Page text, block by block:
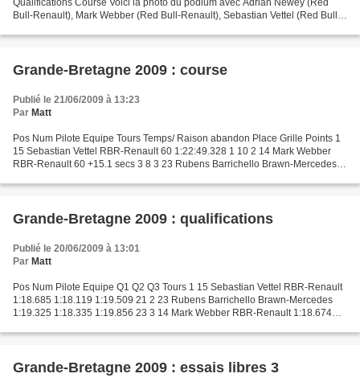
Bull-Renault), Mark Webber (Red Bull-Renault), Sebastian Vettel (Red Bull-
Grande-Bretagne 2009 : course
Publié le 21/06/2009 à 13:23
Par Matt
Pos Num Pilote Equipe Tours Temps/ Raison abandon Place Grille Points 1
15 Sebastian Vettel RBR-Renault 60 1:22:49.328 1 10 2 14 Mark Webber
RBR-Renault 60 +15.1 secs 3 8 3 23 Rubens Barrichello Brawn-Mercedes
Grande-Bretagne 2009 : qualifications
Publié le 20/06/2009 à 13:01
Par Matt
Pos Num Pilote Equipe Q1 Q2 Q3 Tours 1 15 Sebastian Vettel RBR-Renault
1:18.685 1:18.119 1:19.509 21 2 23 Rubens Barrichello Brawn-Mercedes
1:19.325 1:18.335 1:19.856 23 3 14 Mark Webber RBR-Renault 1:18.674
Grande-Bretagne 2009 : essais libres 3